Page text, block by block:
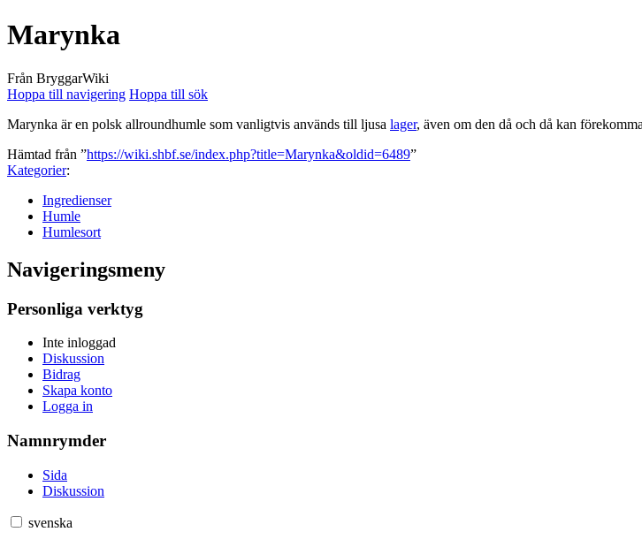
Marynka
Från BryggarWiki
Hoppa till navigering Hoppa till sök
Marynka är en polsk allroundhumle som vanligtvis används till ljusa lager, även om den då och då kan
Hämtad från ”https://wiki.shbf.se/index.php?title=Marynka&oldid=6489”
Kategorier:
Ingredienser
Humle
Humlesort
Navigeringsmeny
Personliga verktyg
Inte inloggad
Diskussion
Bidrag
Skapa konto
Logga in
Namnrymder
Sida
Diskussion
svenska